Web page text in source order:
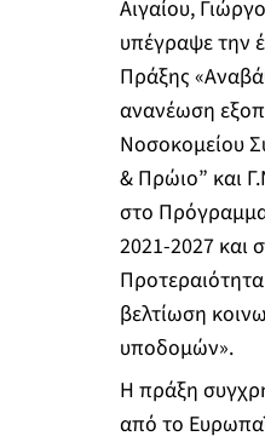
Αιγαίου,
υπέγραψε την
Πράξης
ανανέωση
Νοσοκομείου
& Πρώιο” και
στο
2021-2027 και
βελτίωση
υποδομών».
Η πράξη
από το